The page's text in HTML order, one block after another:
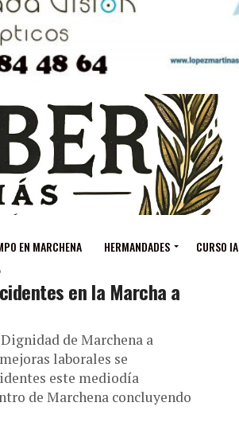
EN MARCHENA HERMANDADES CURSO IA
en la Marcha a
de Marchena a
laborales se
este mediodía
de Marchena concluyendo